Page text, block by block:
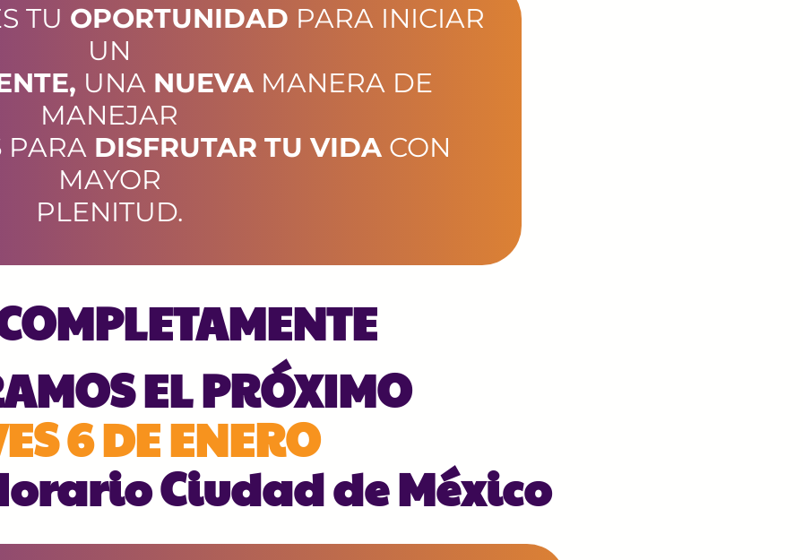
TU OPORTUNIDAD PARA INICIAR
UN
UNA NUEVA MANERA DE
MANEJAR
PARA DISFRUTAR TU VIDA CON
MAYOR
PLENITUD.
EL PRÓXIMO
6 DE ENERO
Ciudad de México